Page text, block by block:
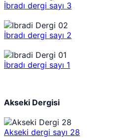
İbradı dergi sayı 3
İbradı dergi sayı 2
İbradı dergi sayı 1
Akseki Dergisi
Akseki dergi sayı 28